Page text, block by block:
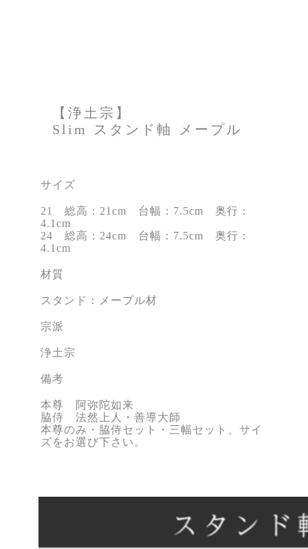
【浄土宗】
Slim スタンド軸 メープル
サイズ
21 総高：21cm 台幅：7.5cm 奥行：
4.1cm
24 総高：24cm 台幅：7.5cm 奥行：
4.1cm
材質
スタンド：メープル材
宗派
浄土宗
備考
本尊 阿弥陀如来
脇侍 法然上人・善導大師
本尊のみ・脇侍セット・三幅セット、サイ
ズをお選び下さい。